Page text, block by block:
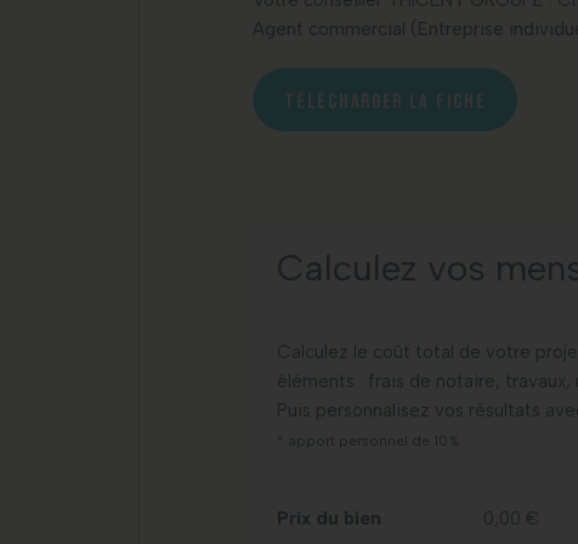
Agent commercial (Entreprise
TÉLÉCHARGER LA FICHE
Calculez vos
Calculez le coût total de votre
éléments : frais de notaire, travaux,
Puis personnalisez vos résultats
* apport personnel de 10%
Prix du bien 0,00 €